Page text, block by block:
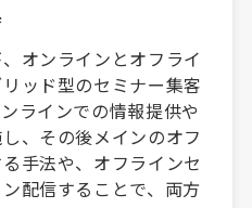
オンラインとオフライ
ッド型のセミナー集客
ラインでの情報提供や
、その後メインのオフ
手法や、オフラインセ
配信することで、両方